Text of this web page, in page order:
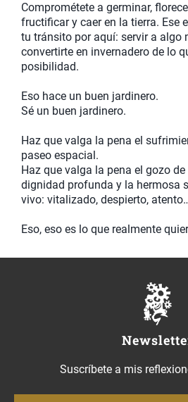
Comprométete a germinar,
fructificar y caer en la tierra. Ese
tu tránsito por aquí: servir a algo
convertirte en invernadero de lo
posibilidad.
Eso hace un buen jardinero.
Sé un buen jardinero.
Haz que valga la pena el
paseo espacial.
Haz que valga la pena el gozo
dignidad profunda y la hermosa
vivo: vitalizado, despierto,
Eso, eso es lo que realmente
Suscríbete a mis